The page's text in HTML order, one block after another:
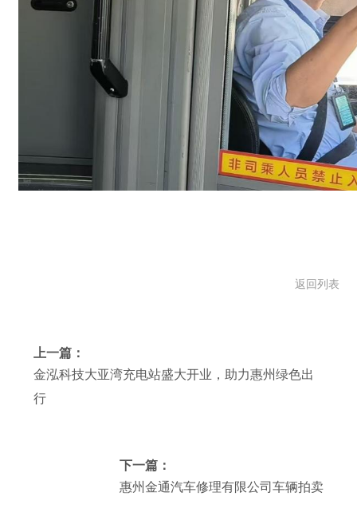
返回列表
上一篇：
金泓科技大亚湾充电站盛大开业，助力惠州绿色出
行
下一篇：
惠州金通汽车修理有限公司车辆拍卖